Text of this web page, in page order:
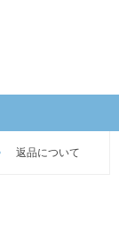
返品について